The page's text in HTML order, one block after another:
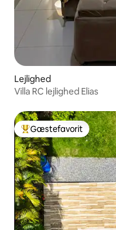
Lejlighed
Villa RC lejlighed Elias
Bedste gæstefavorit
Gæstefavorit